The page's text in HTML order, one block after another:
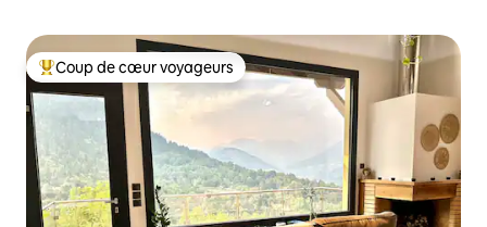
Coups de cœur voyageurs les plus appréciés
Coup de cœur voyageurs